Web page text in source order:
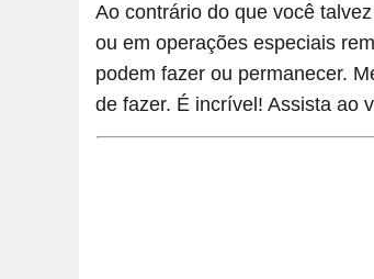
Ao contrário do que você
ou em operações especiais
podem fazer ou permanecer.
de fazer. É incrível! Assista ao